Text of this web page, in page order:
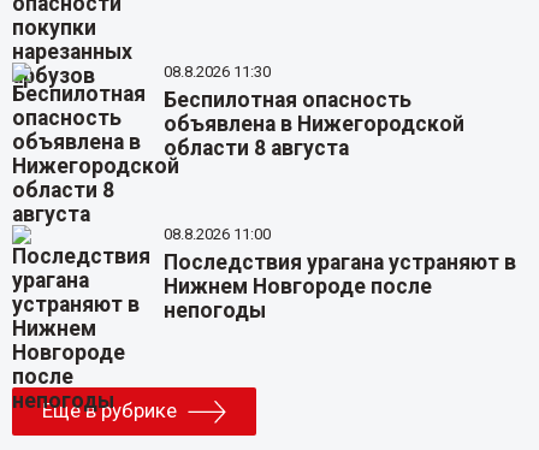
08.8.2026 11:30
Беспилотная опасность
объявлена в Нижегородской
области 8 августа
08.8.2026 11:00
Последствия урагана устраняют в
Нижнем Новгороде после
непогоды
Еще в рубрике